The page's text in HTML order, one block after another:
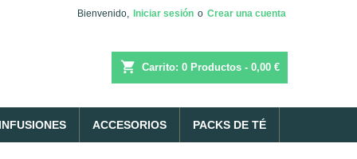
Bienvenido, Iniciar sesión o Crear una cuenta
shopping_cart Carrito: 0 Productos - 0,00 €
ACCESORIOS PACKS DE TÉ